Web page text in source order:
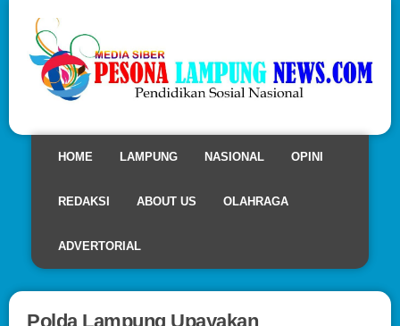
HOME LAMPUNG NASIONAL OPINI
REDAKSI ABOUT US OLAHRAGA
ADVERTORIAL
Polda Lampung Upayakan